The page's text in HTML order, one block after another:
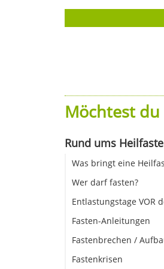
Möchtest
Rund ums
Was bringt eine
Wer darf fasten?
Entlastungstage VOR
Fasten-Anleitungen
Fastenbrechen /
Fastenkrisen